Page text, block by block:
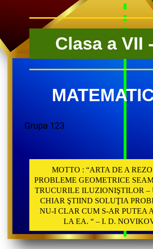
Clasa a VII
Grupa 123
MOTTO : “ARTA DE A
PROBLEME GEOMETRICE
TRUCURILE ILUZIONIŞTILOR –
CHIAR ŞTIIND SOLUŢIA
NU-I CLAR CUM S-AR PUTEA
LA EA. “ – I. D.